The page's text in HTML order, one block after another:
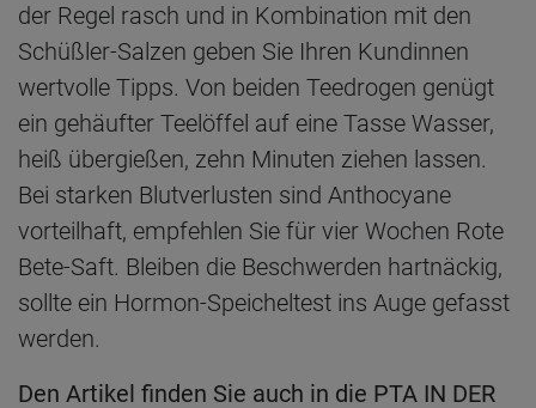
der Regel rasch und in Kombination mit den
Schüßler-Salzen geben Sie Ihren Kundinnen
wertvolle Tipps. Von beiden Teedrogen genügt
ein gehäufter Teelöffel auf eine Tasse Wasser,
heiß übergießen, zehn Minuten ziehen lassen.
Bei starken Blutverlusten sind Anthocyane
vorteilhaft, empfehlen Sie für vier Wochen Rote
Bete-Saft. Bleiben die Beschwerden hartnäckig,
sollte ein Hormon-Speicheltest ins Auge gefasst
werden.
Den Artikel finden Sie auch in die PTA IN DER